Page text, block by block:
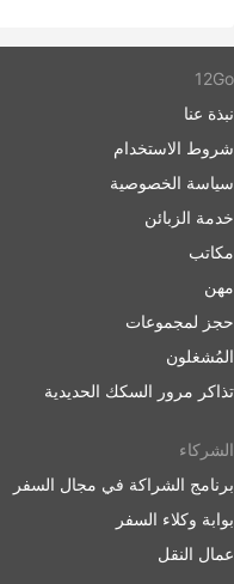
12Go
نبذة عنا
شروط الاستخدام
سياسة الخصوصية
خدمة الزبائن
مكاتب
مهن
حجز لمجموعات
المُشغلون
تذاكر مرور السكك الحديدية
الشركاء
برنامج الشراكة في مجال السفر
بوابة وكلاء السفر
عمال النقل